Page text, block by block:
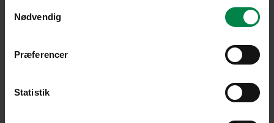
Nødvendig
Præferencer
Statistik